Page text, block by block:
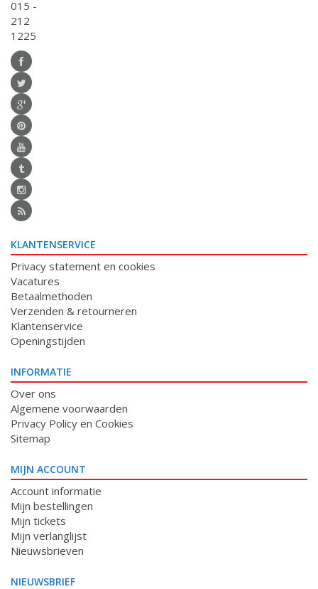
015 -
212
1225
KLANTENSERVICE
Privacy statement en cookies
Vacatures
Betaalmethoden
Verzenden & retourneren
Klantenservice
Openingstijden
INFORMATIE
Over ons
Algemene voorwaarden
Privacy Policy en Cookies
Sitemap
MIJN ACCOUNT
Account informatie
Mijn bestellingen
Mijn tickets
Mijn verlanglijst
Nieuwsbrieven
NIEUWSBRIEF